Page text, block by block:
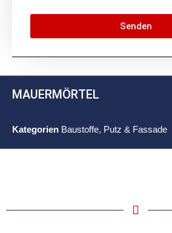
Senden
MAUERMÖRTEL
Kategorien Baustoffe, Putz & Fassade